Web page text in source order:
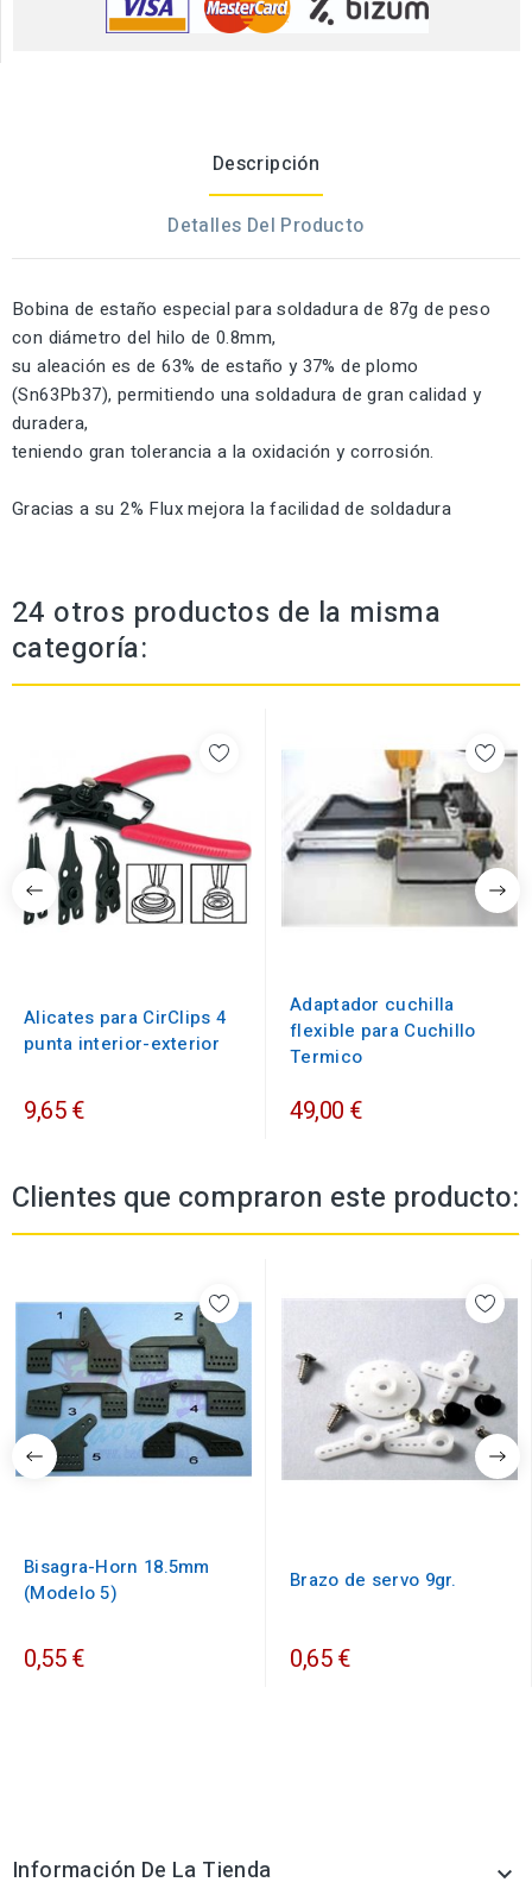
Descripción
Detalles Del Producto
Bobina de estaño especial para soldadura de 87g de peso
con diámetro del hilo de 0.8mm,
su aleación es de 63% de estaño y 37% de plomo
(Sn63Pb37), permitiendo una soldadura de gran calidad y
duradera,
teniendo gran tolerancia a la oxidación y corrosión.
Gracias a su 2% Flux mejora la facilidad de soldadura
24 otros productos de la misma
categoría:
Alicates para CirClips 4
punta interior-exterior
9,65 €
Adaptador cuchilla
flexible para Cuchillo
Termico
49,00 €
Clientes que compraron este producto:
Bisagra-Horn 18.5mm
(Modelo 5)
0,55 €
Brazo de servo 9gr.
0,65 €
Información De La Tienda 